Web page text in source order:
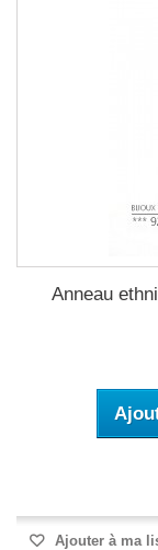
Anneau
Ajouter à ma